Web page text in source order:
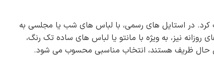
در استایل های رسمی، با لباس های شب یا مجلسی به
نیز، به ویژه با مانتو یا لباس های ساده تک رنگ،
حال ظریف هستند، انتخاب مناسبی محسوب می شود.